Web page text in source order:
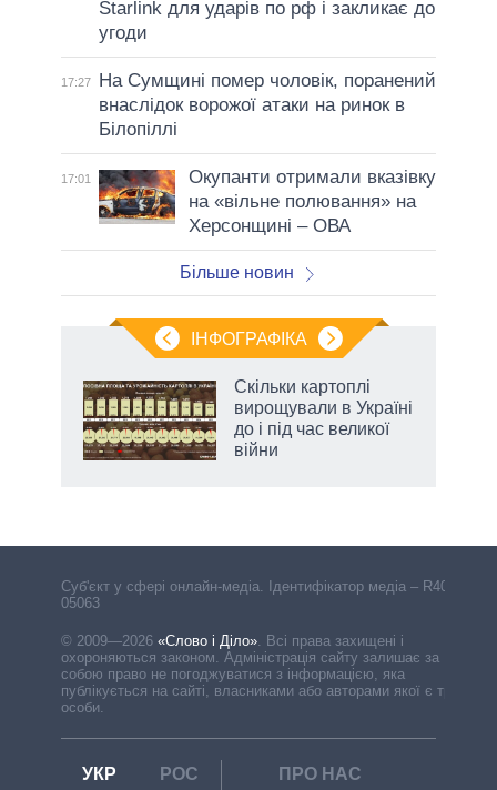
Starlink для ударів по рф і закликає до
угоди
17:27
На Сумщині помер чоловік, поранений
внаслідок ворожої атаки на ринок в
Білопіллі
17:01
Окупанти отримали вказівку
на «вільне полювання» на
Херсонщині – ОВА
Більше новин
ІНФОГРАФІКА
Скільки картоплі
вирощували в Україні
до і під час великої
війни
Cуб'єкт у сфері онлайн-медіа. Ідентифікатор медіа – R40-
05063
© 2009—2026 «Слово і Діло». Всі права захищені і
охороняються законом. Адміністрація сайту залишає за
собою право не погоджуватися з інформацією, яка
публікується на сайті, власниками або авторами якої є треті
особи.
УКР РОС
ПРО НАС